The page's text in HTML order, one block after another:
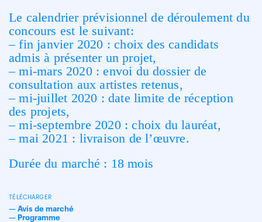
Le calendrier prévisionnel de déroulement du
concours est le suivant:
– fin janvier 2020 : choix des candidats
admis à présenter un projet,
– mi-mars 2020 : envoi du dossier de
consultation aux artistes retenus,
– mi-juillet 2020 : date limite de réception
des projets,
– mi-septembre 2020 : choix du lauréat,
– mai 2021 : livraison de l’œuvre.
Durée du marché : 18 mois
TÉLÉCHARGER
— Avis de marché
— Programme